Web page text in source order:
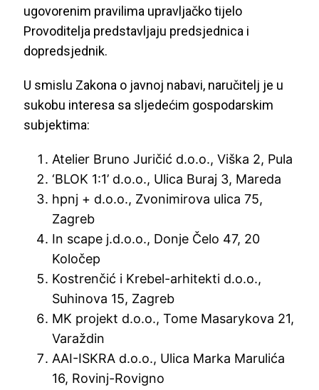
ugovorenim pravilima upravljačko tijelo
Provoditelja predstavljaju predsjednica i
dopredsjednik.
U smislu Zakona o javnoj nabavi, naručitelj je u
sukobu interesa sa sljedećim gospodarskim
subjektima:
Atelier Bruno Juričić d.o.o., Viška 2, Pula
‘BLOK 1:1’ d.o.o., Ulica Buraj 3, Mareda
hpnj + d.o.o., Zvonimirova ulica 75,
Zagreb
In scape j.d.o.o., Donje Čelo 47, 20
Koločep
Kostrenčić i Krebel-arhitekti d.o.o.,
Suhinova 15, Zagreb
MK projekt d.o.o., Tome Masarykova 21,
Varaždin
AAI-ISKRA d.o.o., Ulica Marka Marulića
16, Rovinj-Rovigno